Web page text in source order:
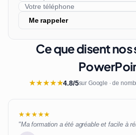
Me rappeler
Ce que disent
★★★★★4.8/5sur Google · de
★★★★★
"Ma formation a été agréable et facile à